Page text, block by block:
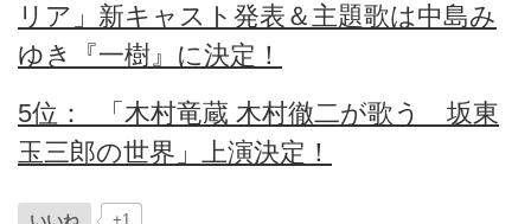
リア」新キャスト発表＆主題歌は中島み
ゆき『一樹』に決定！
5位：
「木村竜蔵 木村徹二が歌う 坂東
玉三郎の世界」上演決定！
+1